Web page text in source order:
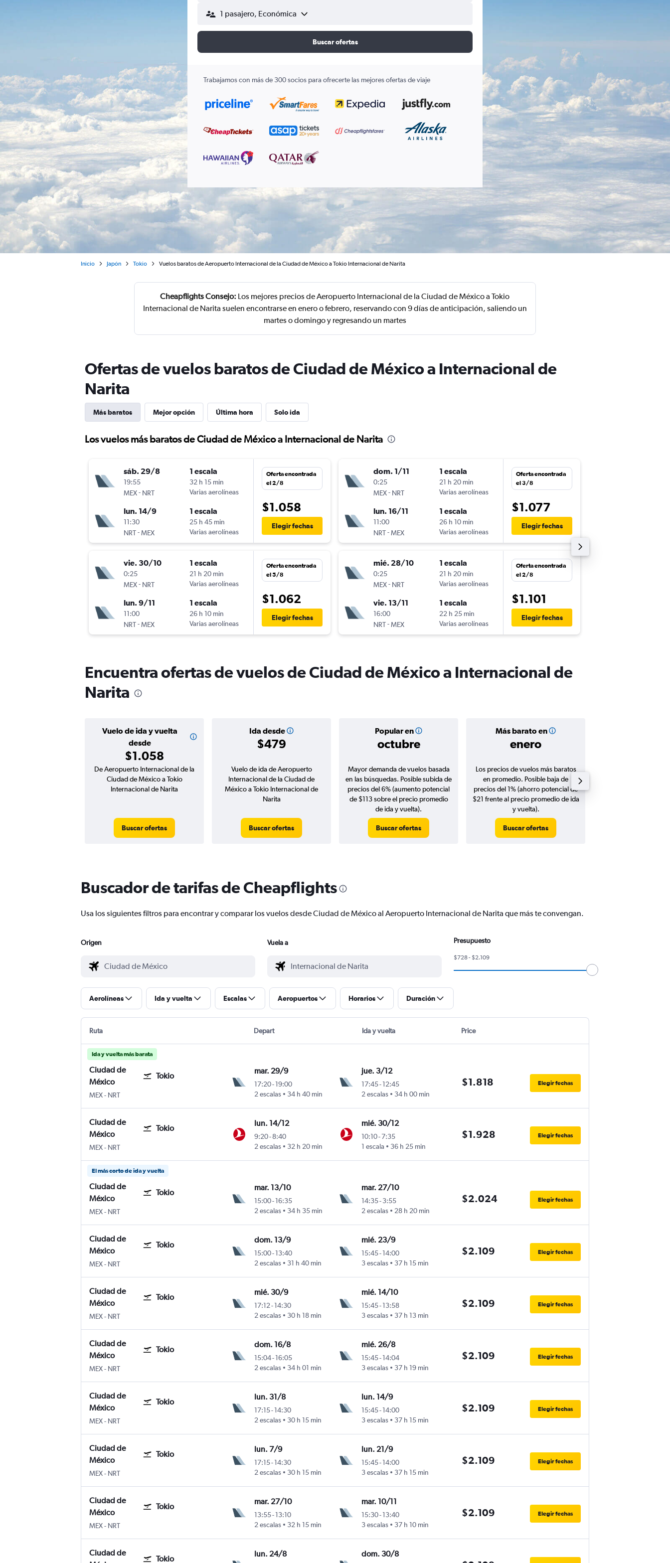
1 pasajero, Económica
Buscar ofertas
Trabajamos con más de 300 socios para ofrecerte las mejores ofertas de viaje
Inicio Japón Tokio Vuelos baratos de Aeropuerto Internacional de la Ciudad de México a Tokio Internacional de Narita
Cheapflights Consejo: Los mejores precios de Aeropuerto Internacional de la Ciudad de México a Tokio
Internacional de Narita suelen encontrarse en enero o febrero, reservando con 9 días de anticipación, saliendo un
martes o domingo y regresando un martes
Ofertas de vuelos baratos de Ciudad de México a Internacional de
Narita
Más baratos Mejor opción Última hora Solo ida
Los vuelos más baratos de Ciudad de México a Internacional de Narita
sáb. 29/8
19:55
MEX- NRT
1 escala
32 h 15 min
Varias aerolíneas
lun. 14/9
11:30
NRT-MEX
1 escala
25 h 45 min
Varias aerolíneas
Oferta encontrada
el 2/8
$1.058
Elegir fechas
vie. 30/10
0:25
MEX- NRT
1 escala
21 h 20 min
Varias aerolíneas
lun. 9/11
11:00
NRT-MEX
1 escala
26 h 10 min
Varias aerolíneas
Oferta encontrada
el 5/8
$1.062
Elegir fechas
dom. 1/11
0:25
MEX- NRT
1 escala
21 h 20 min
Varias aerolíneas
lun. 16/11
11:00
NRT-MEX
1 escala
26 h 10 min
Varias aerolíneas
Oferta encontrada
el 3/8
$1.077
Elegir fechas
mié. 28/10
0:25
MEX- NRT
1 escala
21 h 20 min
Varias aerolíneas
vie. 13/11
16:00
NRT-MEX
1 escala
22 h 25 min
Varias aerolíneas
Oferta encontrada
el 2/8
$1.101
Elegir fechas
Encuentra ofertas de vuelos de Ciudad de México a Internacional de
Narita
Vuelo de ida y vuelta
desde
$1.058
Ida desde
$479
Popular en
octubre
Más barato en
enero
De Aeropuerto Internacional de la
Ciudad de México a Tokio
Internacional de Narita
Buscar ofertas
Vuelo de ida de Aeropuerto
Internacional de la Ciudad de
México a Tokio Internacional de
Narita
Buscar ofertas
Mayor demanda de vuelos basada
en las búsquedas. Posible subida de
precios del 6% (aumento potencial
de $113 sobre el precio promedio
de ida y vuelta).
Buscar ofertas
Los precios de vuelos más baratos
en promedio. Posible baja de
precios del 1% (ahorro potencial de
$21 frente al precio promedio de ida
y vuelta).
Buscar ofertas
Buscador de tarifas de Cheapflights
Usa los siguientes filtros para encontrar y comparar los vuelos desde Ciudad de México al Aeropuerto Internacional de Narita que más te convengan.
Origen Vuela a Presupuesto
$728 - $2.109
Aerolíneas Ida y vuelta Escalas Aeropuertos Horarios Duración
Ruta Depart Ida y vuelta Price
Ida y vuelta más barata
Ciudad de
México
Tokio
MEXAeropuerto Internacional de la Ciudad de México
- NRT
mar. 29/9
17:20-19:00
2 escalas
34 h 40 min
jue. 3/12
17:45-12:45
2 escalas
34 h 00 min
$1.818 Elegir fechas
Ciudad de
México
Tokio
MEXAeropuerto Internacional de la Ciudad de México
- NRT
lun. 14/12
9:20-8:40
2 escalas
32 h 20 min
mié. 30/12
10:10-7:35
1 escala
36 h 25 min
$1.928 Elegir fechas
El más corto de ida y vuelta
Ciudad de
México
Tokio
MEXAeropuerto Internacional de la Ciudad de México
- NRT
mar. 13/10
15:00-16:35
2 escalas
34 h 35 min
mar. 27/10
14:35-3:55
2 escalas
28 h 20 min
$2.024 Elegir fechas
Ciudad de
México
Tokio
MEXAeropuerto Internacional de la Ciudad de México
- NRT
dom. 13/9
15:00-13:40
2 escalas
31 h 40 min
mié. 23/9
15:45-14:00
3 escalas
37 h 15 min
$2.109 Elegir fechas
Ciudad de
México
Tokio
MEXAeropuerto Internacional de la Ciudad de México
- NRT
mié. 30/9
17:12-14:30
2 escalas
30 h 18 min
mié. 14/10
15:45-13:58
3 escalas
37 h 13 min
$2.109 Elegir fechas
Ciudad de
México
Tokio
MEXAeropuerto Internacional de la Ciudad de México
- NRT
dom. 16/8
15:04-16:05
2 escalas
34 h 01 min
mié. 26/8
15:45-14:04
3 escalas
37 h 19 min
$2.109 Elegir fechas
Ciudad de
México
Tokio
MEXAeropuerto Internacional de la Ciudad de México
- NRT
lun. 31/8
17:15-14:30
2 escalas
30 h 15 min
lun. 14/9
15:45-14:00
3 escalas
37 h 15 min
$2.109 Elegir fechas
Ciudad de
México
Tokio
MEXAeropuerto Internacional de la Ciudad de México
- NRT
lun. 7/9
17:15-14:30
2 escalas
30 h 15 min
lun. 21/9
15:45-14:00
3 escalas
37 h 15 min
$2.109 Elegir fechas
Ciudad de
México
Tokio
MEXAeropuerto Internacional de la Ciudad de México
- NRT
mar. 27/10
13:55-13:10
2 escalas
32 h 15 min
mar. 10/11
15:30-13:40
3 escalas
37 h 10 min
$2.109 Elegir fechas
Ciudad de
Tokio
lun. 24/8 dom. 30/8